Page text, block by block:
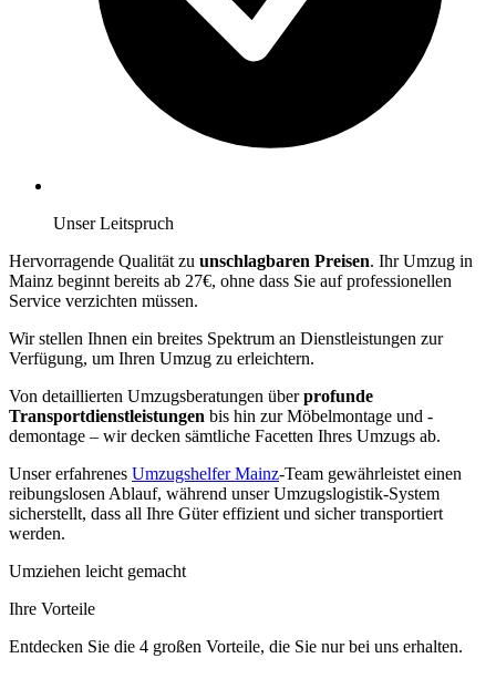
Unser Leitspruch
Hervorragende Qualität zu unschlagbaren Preisen. Ihr Umzug in
Mainz beginnt bereits ab 27€, ohne dass Sie auf professionellen
Service verzichten müssen.
Wir stellen Ihnen ein breites Spektrum an Dienstleistungen zur
Verfügung, um Ihren Umzug zu erleichtern.
Von detaillierten Umzugsberatungen überprofunde
Transportdienstleistungen bis hin zur Möbelmontage und -
demontage – wir decken sämtliche Facetten Ihres Umzugs ab.
Unser erfahrenes Umzugshelfer Mainz-Team gewährleistet einen
reibungslosen Ablauf, während unser Umzugslogistik-System
sicherstellt, dass all Ihre Güter effizient und sicher transportiert
werden.
Umziehen leicht gemacht
Ihre Vorteile
Entdecken Sie die 4 großen Vorteile, die Sie nur bei uns erhalten.